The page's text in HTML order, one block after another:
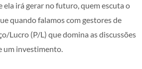
ela irá gerar no futuro, quem escuta o
quando falamos com gestores de
Lucro (P/L) que domina as discussões
um investimento.